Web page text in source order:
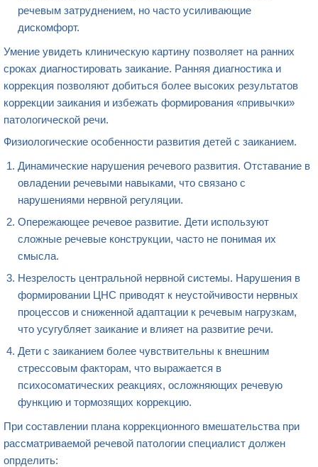
речевым затруднением, но часто усиливающие
дискомфорт.
Умение увидеть клиническую картину позволяет на ранних
сроках диагностировать заикание. Ранняя диагностика и
коррекция позволяют добиться более высоких результатов
коррекции заикания и избежать формирования «привычки»
патологической речи.
Физиологические особенности развития детей с заиканием.
Динамические нарушения речевого развития. Отставание в
овладении речевыми навыками, что связано с
нарушениями нервной регуляции.
Опережающее речевое развитие. Дети используют
сложные речевые конструкции, часто не понимая их
смысла.
Незрелость центральной нервной системы. Нарушения в
формировании ЦНС приводят к неустойчивости нервных
процессов и сниженной адаптации к речевым нагрузкам,
что усугубляет заикание и влияет на развитие речи.
Дети с заиканием более чувствительны к внешним
стрессовым факторам, что выражается в
психосоматических реакциях, осложняющих речевую
функцию и тормозящих коррекцию.
При составлении плана коррекционного вмешательства при
рассматриваемой речевой патологии специалист должен
опрделить: